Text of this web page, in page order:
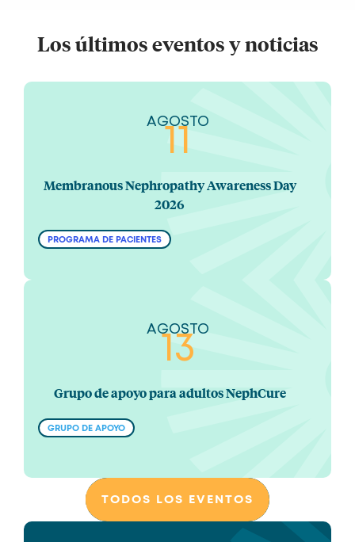
Los últimos eventos y noticias
Membranous Nephropathy Awareness Day
2026
PROGRAMA DE PACIENTES
AGOSTO
11
Grupo de apoyo para adultos NephCure
GRUPO DE APOYO
AGOSTO
13
TODOS LOS EVENTOS